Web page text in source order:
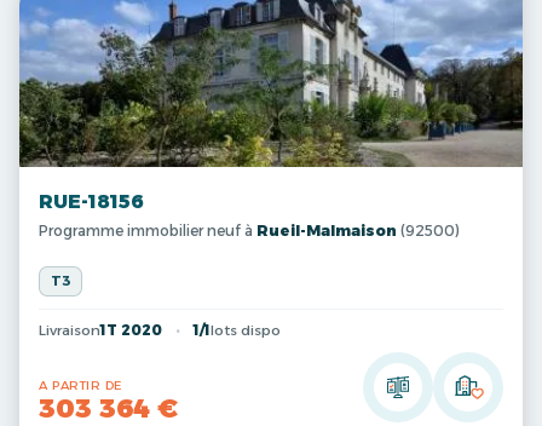
RUE-18156
Programme immobilier neuf à Rueil-Malmaison (92500)
T3
Livraison1T 2020 1/1 lots dispo
A PARTIR DE
303 364 €